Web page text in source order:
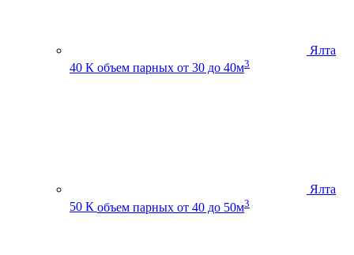
Ялта
40 К объем парных от 30 до 40м3
Ялта
50 К объем парных от 40 до 50м3